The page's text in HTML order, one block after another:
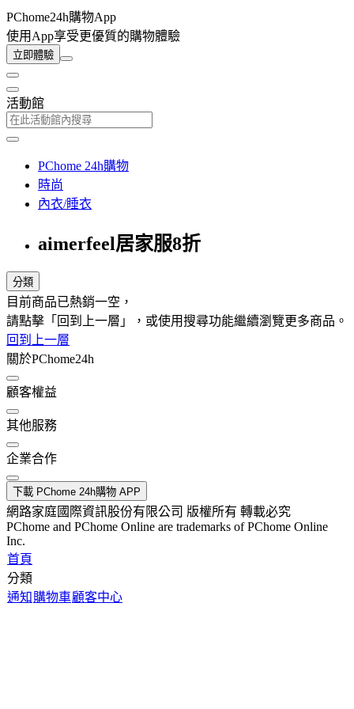
PChome24h購物App
使用App享受更優質的購物體驗
立即體驗
活動館
PChome 24h購物
時尚
內衣/睡衣
aimerfeel居家服8折
分類
目前商品已熱銷一空，
請點擊「回到上一層」，或使用搜尋功能繼續瀏覽更多商品。
回到上一層
關於PChome24h
顧客權益
其他服務
企業合作
下載 PChome 24h購物 APP
網路家庭國際資訊股份有限公司 版權所有 轉載必究
PChome and PChome Online are trademarks of PChome Online
Inc.
首頁
分類
通知 購物車顧客中心